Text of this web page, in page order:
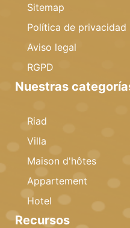
Sitemap
Política de privacidad
Aviso legal
RGPD
Nuestras
Riad
Villa
Maison d'hôtes
Appartement
Hotel
Recursos